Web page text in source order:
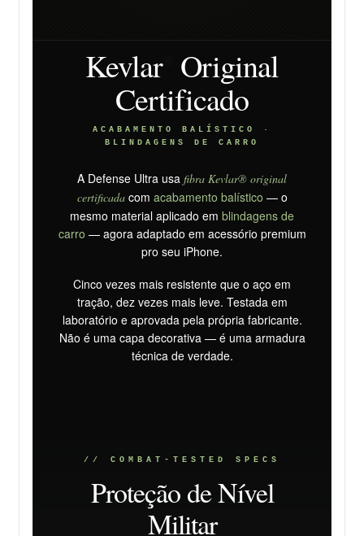
Kevlar®
Original
Certificado
ACABAMENTO BALÍSTICO ·
BLINDAGENS DE CARRO
A Defense Ultra usa fibra Kevlar® original
certificadacom acabamento balístico — o
mesmo material aplicado em blindagens de
carro — agora adaptado em acessório premium
pro seu iPhone.
Cinco vezes mais resistente que o aço em
tração, dez vezes mais leve. Testada em
laboratório e aprovada pela própria fabricante.
Não é uma capa decorativa — é uma armadura
técnica de verdade.
// COMBAT-TESTED SPECS
Proteção de Nível
Militar